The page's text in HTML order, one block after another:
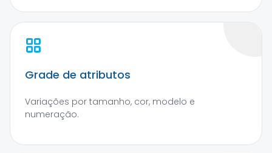
Grade de atributos
Variações por tamanho, cor, modelo e
numeração.